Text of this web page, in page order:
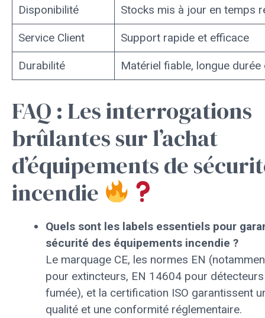
Disponibilité Stocks mis à jour en temps
Service Client Support rapide et efficace
Durabilité Matériel fiable, longue durée
FAQ : Les interrogations
brûlantes sur l’achat
d’équipements de
incendie
Quels sont les labels essentiels pour
sécurité des équipements incendie ?
Le marquage CE, les normes EN
pour extincteurs, EN 14604 pour
fumée), et la certification ISO garantissent
qualité et une conformité réglementaire.